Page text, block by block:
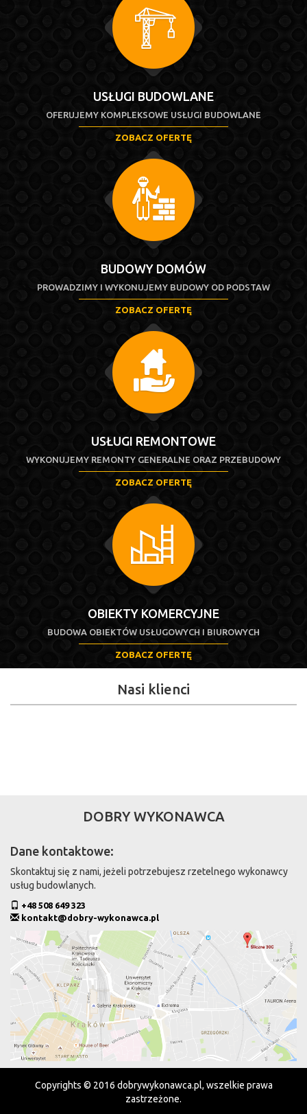
USŁUGI BUDOWLANE
OFERUJEMY KOMPLEKSOWE USŁUGI BUDOWLANE
ZOBACZ OFERTĘ
BUDOWY DOMÓW
PROWADZIMY I WYKONUJEMY BUDOWY OD PODSTAW
ZOBACZ OFERTĘ
USŁUGI REMONTOWE
WYKONUJEMY REMONTY GENERALNE ORAZ PRZEBUDOWY
ZOBACZ OFERTĘ
OBIEKTY KOMERCYJNE
BUDOWA OBIEKTÓW USŁUGOWYCH I BIUROWYCH
ZOBACZ OFERTĘ
Nasi klienci
DOBRY WYKONAWCA
Dane kontaktowe:
Skontaktuj się z nami, jeżeli potrzebujesz rzetelnego wykonawcy
usług budowlanych.
+48 508 649 323
kontakt@dobry-wykonawca.pl
Copyrights © 2016 dobrywykonawca.pl, wszelkie prawa
zastrzeżone.